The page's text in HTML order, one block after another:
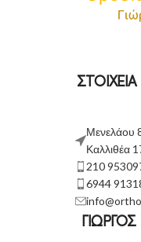
Μενελάου
Καλλιθέα
210
6944